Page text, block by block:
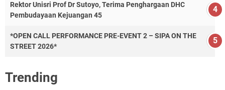
Rektor Unisri Prof Dr Sutoyo, Terima Penghargaan DHC
Pembudayaan Kejuangan 45
*OPEN CALL PERFORMANCE PRE-EVENT 2 – SIPA ON THE
STREET 2026*
Trending